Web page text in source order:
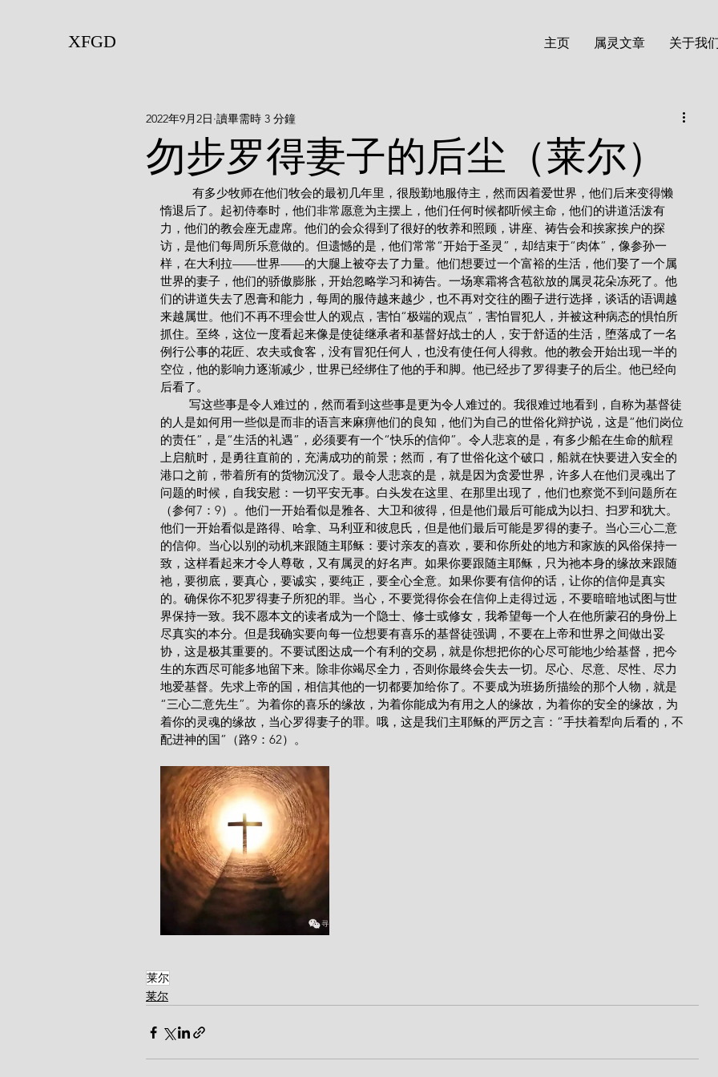
XFGD 主页 属灵文章 关于我
勿步罗得妻子的后尘（莱尔）
2022年9月2日 讀畢需時 3 分鐘
惰退后了。起初侍奉时，他们非常愿意为主摆上，他们任何时候都听候主命，他们的讲道活泼有
力，他们的教会座无虚席。他们的会众得到了很好的牧养和照顾，讲座、祷告会和挨家挨户的探
访，是他们每周所乐意做的。但遗憾的是，他们常常“开始于圣灵”，却结束于“肉体”，像参孙一
样，在大利拉——世界——的大腿上被夺去了力量。他们想要过一个富裕的生活，他们娶了一个属
世界的妻子，他们的骄傲膨胀，开始忽略学习和祷告。一场寒霜将含苞欲放的属灵花朵冻死了。他
们的讲道失去了恩膏和能力，每周的服侍越来越少，也不再对交往的圈子进行选择，谈话的语调越
来越属世。他们不再不理会世人的观点，害怕“极端的观点”，害怕冒犯人，并被这种病态的惧怕所
抓住。至终，这位一度看起来像是使徒继承者和基督好战士的人，安于舒适的生活，堕落成了一名
例行公事的花匠、农夫或食客，没有冒犯任何人，也没有使任何人得救。他的教会开始出现一半的
空位，他的影响力逐渐减少，世界已经绑住了他的手和脚。他已经步了罗得妻子的后尘。他已经向
后看了。
的人是如何用一些似是而非的语言来麻痹他们的良知，他们为自己的世俗化辩护说，这是“他们岗位
的责任”，是“生活的礼遇”，必须要有一个“快乐的信仰”。令人悲哀的是，有多少船在生命的航程
上启航时，是勇往直前的，充满成功的前景；然而，有了世俗化这个破口，船就在快要进入安全的
港口之前，带着所有的货物沉没了。最令人悲哀的是，就是因为贪爱世界，许多人在他们灵魂出了
问题的时候，自我安慰：一切平安无事。白头发在这里、在那里出现了，他们也察觉不到问题所在
（参何7：9）。他们一开始看似是雅各、大卫和彼得，但是他们最后可能成为以扫、扫罗和犹大。
他们一开始看似是路得、哈拿、马利亚和彼息氏，但是他们最后可能是罗得的妻子。当心三心二意
的信仰。当心以别的动机来跟随主耶稣：要讨亲友的喜欢，要和你所处的地方和家族的风俗保持一
致，这样看起来才令人尊敬，又有属灵的好名声。如果你要跟随主耶稣，只为祂本身的缘故来跟随
祂，要彻底，要真心，要诚实，要纯正，要全心全意。如果你要有信仰的话，让你的信仰是真实
的。确保你不犯罗得妻子所犯的罪。当心，不要觉得你会在信仰上走得过远，不要暗暗地试图与世
界保持一致。我不愿本文的读者成为一个隐士、修士或修女，我希望每一个人在他所蒙召的身份上
尽真实的本分。但是我确实要向每一位想要有喜乐的基督徒强调，不要在上帝和世界之间做出妥
协，这是极其重要的。不要试图达成一个有利的交易，就是你想把你的心尽可能地少给基督，把今
生的东西尽可能多地留下来。除非你竭尽全力，否则你最终会失去一切。尽心、尽意、尽性、尽力
地爱基督。先求上帝的国，相信其他的一切都要加给你了。不要成为班扬所描绘的那个人物，就是
“三心二意先生”。为着你的喜乐的缘故，为着你能成为有用之人的缘故，为着你的安全的缘故，为
着你的灵魂的缘故，当心罗得妻子的罪。哦，这是我们主耶稣的严厉之言：“手扶着犁向后看的，不
配进神的国”（路9：62）。
莱尔
莱尔